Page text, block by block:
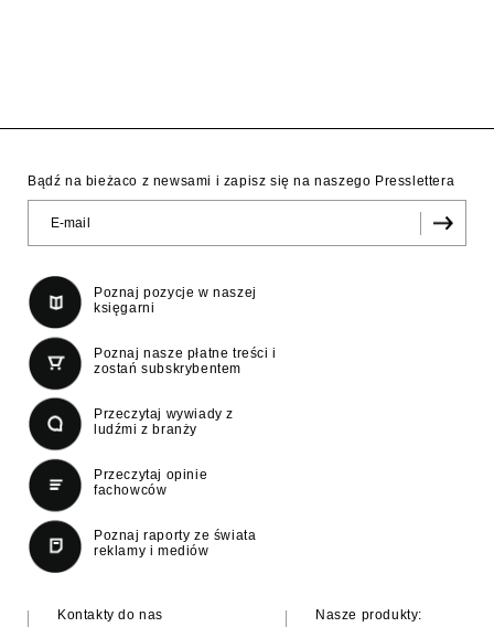
Bądź na bieżaco z newsami i zapisz się na naszego Presslettera
Poznaj pozycje w naszej
księgarni
Poznaj nasze płatne treści i
zostań subskrybentem
Przeczytaj wywiady z
ludźmi z branży
Przeczytaj opinie
fachowców
Poznaj raporty ze świata
reklamy i mediów
Kontakty do nas
Nasze produkty: